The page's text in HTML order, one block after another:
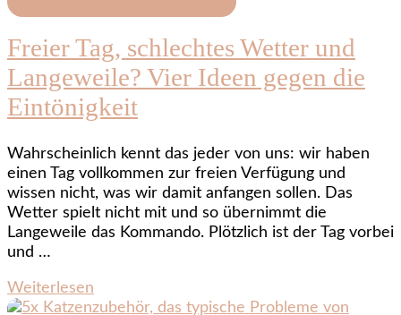
Freier Tag, schlechtes Wetter und
Langeweile? Vier Ideen gegen die
Eintönigkeit
Wahrscheinlich kennt das jeder von uns: wir haben
einen Tag vollkommen zur freien Verfügung und
wissen nicht, was wir damit anfangen sollen. Das
Wetter spielt nicht mit und so übernimmt die
Langeweile das Kommando. Plötzlich ist der Tag vorbei
und …
Weiterlesen